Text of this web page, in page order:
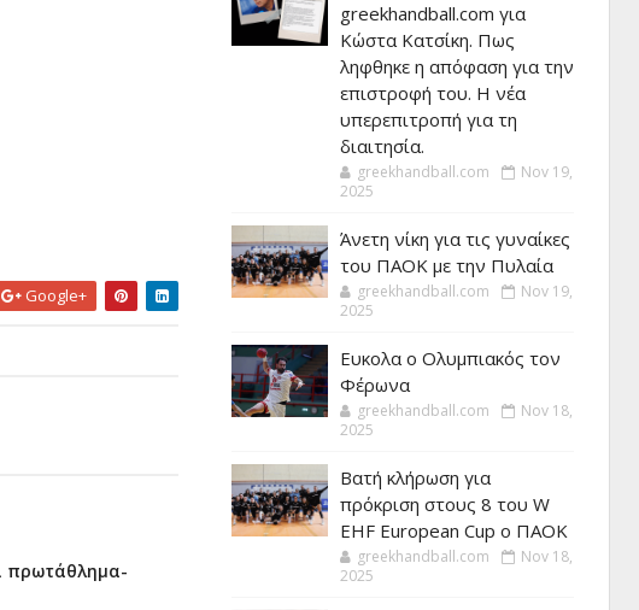
Google+
πρωτάθλημα-
greekhandball.com για
Κώστα Κατσίκη. Πως
ληφθηκε η απόφαση για την
επιστροφή του. Η νέα
υπερεπιτροπή για τη
διαιτησία.
greekhandball.com
Nov 19,
2025
Άνετη νίκη για τις γυναίκες
του ΠΑΟΚ με την Πυλαία
greekhandball.com
Nov 19,
2025
Ευκολα ο Ολυμπιακός τον
Φέρωνα
greekhandball.com
Nov 18,
2025
Βατή κλήρωση για
πρόκριση στους 8 του W
EHF European Cup ο ΠΑΟΚ
greekhandball.com
Nov 18,
2025